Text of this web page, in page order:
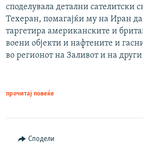
споделувала детални сателитски
Техеран, помагајќи му на Иран
таргетира американските и
воени објекти и нафтените и
во регионот на Заливот и на
прочитај повеќе
Сподели